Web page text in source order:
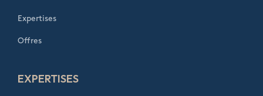
Expertises
Offres
EXPERTISES